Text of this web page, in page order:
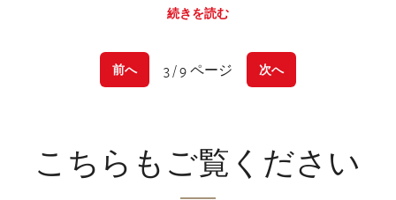
続きを読む
前へ 3 / 9 ページ 次へ
こちらもご覧ください